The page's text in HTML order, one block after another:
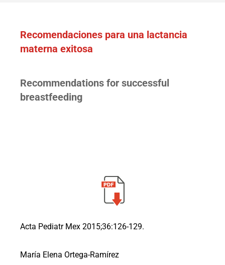
Recomendaciones para una lactancia
materna exitosa
Recommendations for successful
breastfeeding
Acta Pediatr Mex 2015;36:126-129.
María Elena Ortega-Ramírez